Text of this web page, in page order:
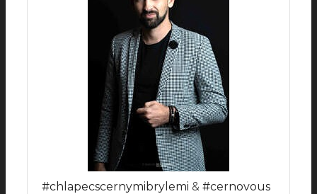
#chlapecscernymibrylemi & #cernovous